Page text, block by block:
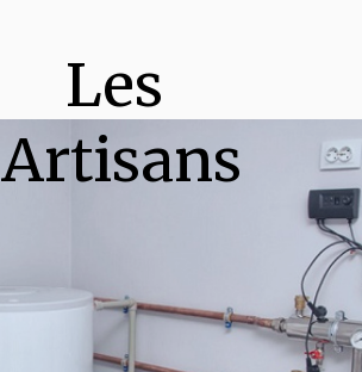
Les
Artisans